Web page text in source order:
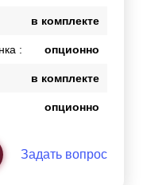
в комплекте
: опционно
в комплекте
опционно
Задать вопрос